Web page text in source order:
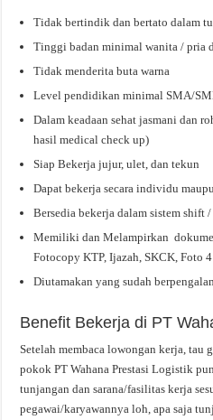
Tidak bertindik dan bertato dalam
Tinggi badan minimal wanita / pria
Tidak menderita buta warna
Level pendidikan minimal SMA/
Dalam keadaan sehat jasmani dan
hasil medical check up)
Siap Bekerja jujur, ulet, dan tekun
Dapat bekerja secara individu
Bersedia bekerja dalam sistem shift
Memiliki dan Melampirkan
Fotocopy KTP, Ijazah, SKCK, Foto
Diutamakan yang sudah
Benefit Bekerja di PT
Setelah membaca lowongan kerja, tau
pokok PT Wahana Prestasi Logistik
tunjangan dan sarana/fasilitas kerja
pegawai/karyawannya loh, apa saja